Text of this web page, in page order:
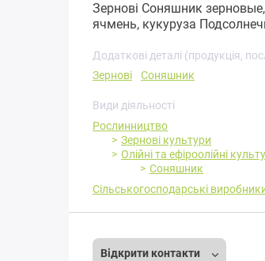
Зернові Соняшник
ячмень, кукуруза
Додаткові деталі (продукція,
Зернові
Соняшник
Види діяльності
Рослинництво
Зернові культури
Олійні та ефіроолійні
Соняшник
Сільськогосподарські
Відкрити контакти